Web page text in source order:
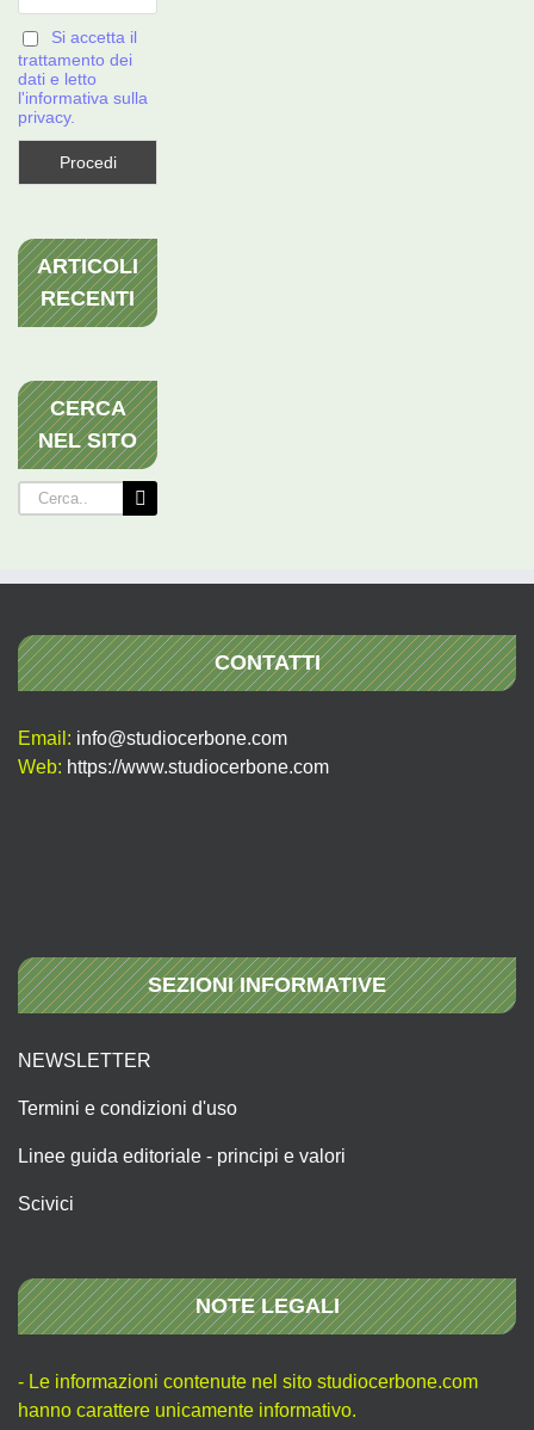
Si accetta il
trattamento dei
dati e letto
l'informativa sulla
privacy.
ARTICOLI
RECENTI
CERCA
NEL SITO
Cerca
per:
CONTATTI
Email: info@studiocerbone.com
Web: https://www.studiocerbone.com
SEZIONI INFORMATIVE
NEWSLETTER
Termini e condizioni d'uso
Linee guida editoriale - principi e valori
Scivici
NOTE LEGALI
- Le informazioni contenute nel sito studiocerbone.com
hanno carattere unicamente informativo.